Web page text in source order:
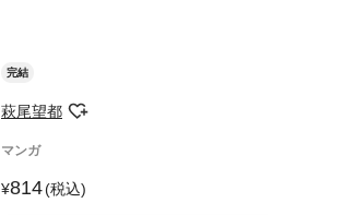
完結
萩尾望都
マンガ
814(税込)